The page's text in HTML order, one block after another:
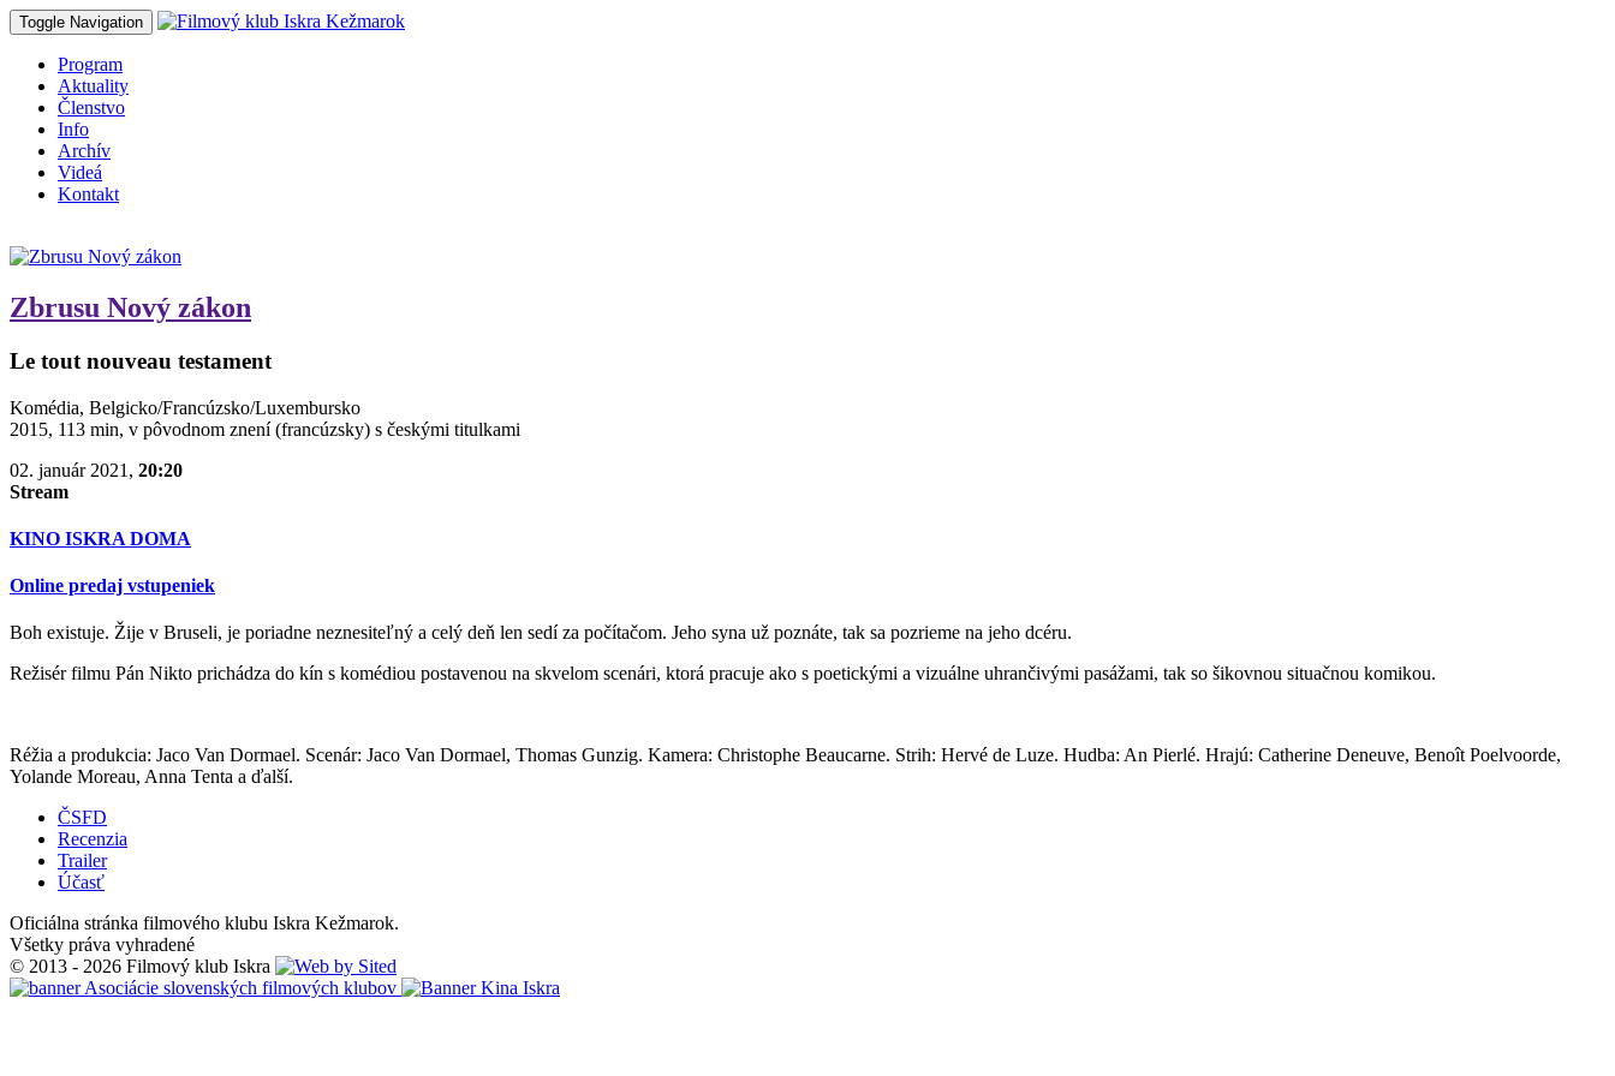
Toggle Navigation
Program
Aktuality
Členstvo
Info
Archív
Videá
Kontakt
Zbrusu Nový zákon
Le tout nouveau testament
Komédia, Belgicko/Francúzsko/Luxembursko
2015, 113 min, v pôvodnom znení (francúzsky) s českými titulkami
02. január 2021, 20:20
Stream
KINO ISKRA DOMA
Online predaj vstupeniek
Boh existuje. Žije v Bruseli, je poriadne neznesiteľný a celý deň len sedí za počítačom. Jeho syna už poznáte, tak sa pozrieme na jeho dcéru.
Režisér filmu Pán Nikto prichádza do kín s komédiou postavenou na skvelom scenári, ktorá pracuje ako s poetickými a vizuálne uhrančivými pasážami, tak so šikovnou situačnou komikou.
Réžia a produkcia: Jaco Van Dormael. Scenár: Jaco Van Dormael, Thomas Gunzig. Kamera: Christophe Beaucarne. Strih: Hervé de Luze. Hudba: An Pierlé. Hrajú: Catherine Deneuve, Benoît Poelvoorde,
Yolande Moreau, Anna Tenta a ďalší.
ČSFD
Recenzia
Trailer
Účasť
Oficiálna stránka filmového klubu Iskra Kežmarok.
Všetky práva vyhradené
© 2013 - 2026 Filmový klub Iskra